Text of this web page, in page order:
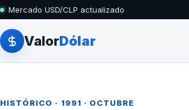
Mercado USD/CLP actualizado
ValorDólar
HISTÓRICO · 1991 · OCTUBRE